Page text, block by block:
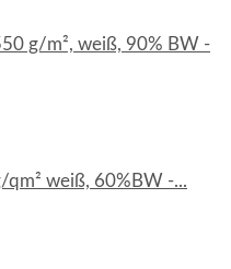
g/m², weiß, 90% BW -